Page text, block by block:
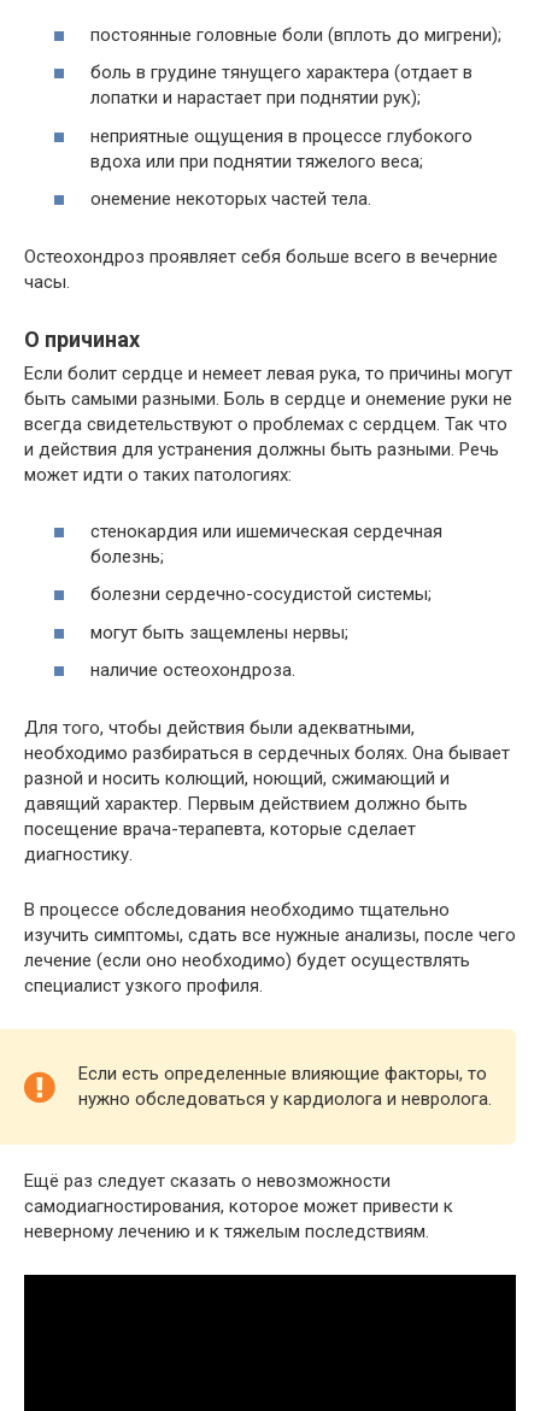
постоянные головные боли (вплоть до мигрени);
боль в грудине тянущего характера (отдает в
лопатки и нарастает при поднятии рук);
неприятные ощущения в процессе глубокого
вдоха или при поднятии тяжелого веса;
онемение некоторых частей тела.
Остеохондроз проявляет себя больше всего в вечерние
часы.
О причинах
Если болит сердце и немеет левая рука, то причины могут
быть самыми разными. Боль в сердце и онемение руки не
всегда свидетельствуют о проблемах с сердцем. Так что
и действия для устранения должны быть разными. Речь
может идти о таких патологиях:
стенокардия или ишемическая сердечная
болезнь;
болезни сердечно-сосудистой системы;
могут быть защемлены нервы;
наличие остеохондроза.
Для того, чтобы действия были адекватными,
необходимо разбираться в сердечных болях. Она бывает
разной и носить колющий, ноющий, сжимающий и
давящий характер. Первым действием должно быть
посещение врача-терапевта, которые сделает
диагностику.
В процессе обследования необходимо тщательно
изучить симптомы, сдать все нужные анализы, после чего
лечение (если оно необходимо) будет осуществлять
специалист узкого профиля.
Если есть определенные влияющие факторы, то
нужно обследоваться у кардиолога и невролога.
Ещё раз следует сказать о невозможности
самодиагностирования, которое может привести к
неверному лечению и к тяжелым последствиям.